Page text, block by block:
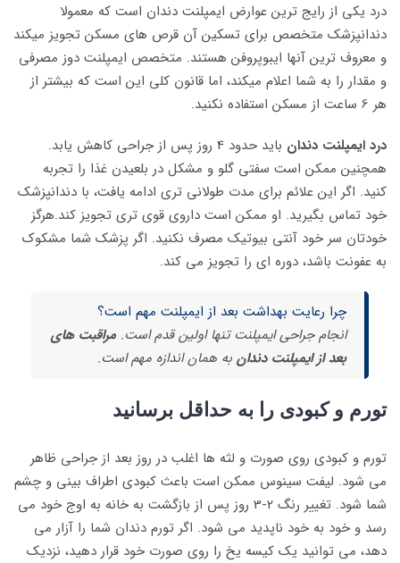
درد یکی از رایج ترین عوارض ایمپلنت دندان است که معمولا
دندانپزشک متخصص برای تسکین آن قرص های مسکن تجویز میکند
و معروف ترین آنها ایبوپروفن هستند. متخصص ایمپلنت دوز مصرفی
و مقدار را به شما اعلام میکند، اما قانون کلی این است که بیشتر از
هر 6 ساعت از مسکن استفاده نکنید.
درد ایمپلنت دندان
باید حدود 4 روز پس از جراحی کاهش یابد.
همچنین ممکن است سفتی گلو و مشکل در بلعیدن غذا را تجربه
کنید. اگر این علائم برای مدت طولانی تری ادامه یافت، با دندانپزشک
خود تماس بگیرید. او ممکن است داروی قوی تری تجویز کند.هرگز
خودتان سر خود آنتی بیوتیک مصرف نکنید. اگر پزشک شما مشکوک
به عفونت باشد، دوره ای را تجویز می کند.​
چرا رعایت بهداشت بعد از ایمپلنت مهم است؟
انجام جراحی ایمپلنت تنها اولین قدم است. مراقبت های
بعد از ایمپلنت دندان به همان اندازه مهم است.
تورم و کبودی را به حداقل برسانید
تورم و کبودی روی صورت و لثه ها اغلب در روز بعد از جراحی ظاهر
می شود. لیفت سینوس ممکن است باعث کبودی اطراف بینی و چشم
شما شود. تغییر رنگ 2-3 روز پس از بازگشت به خانه به اوج خود می
رسد و خود به خود ناپدید می شود. اگر تورم دندان شما را آزار می
دهد، می توانید یک کیسه یخ را روی صورت خود قرار دهید، نزدیک